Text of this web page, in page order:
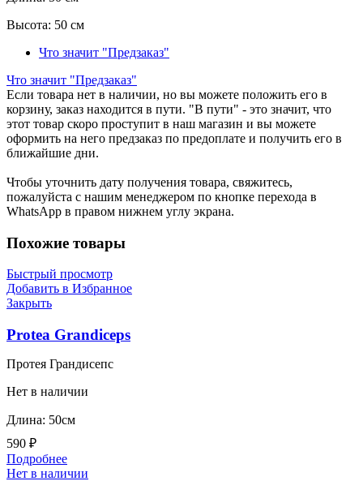
Высота: 50 см
Что значит "Предзаказ"
Что значит "Предзаказ"
Если товара нет в наличии, но вы можете положить его в
корзину, заказ находится в пути. "В пути" - это значит, что
этот товар скоро проступит в наш магазин и вы можете
оформить на него предзаказ по предоплате и получить его в
ближайшие дни.
Чтобы уточнить дату получения товара, свяжитесь,
пожалуйста с нашим менеджером по кнопке перехода в
WhatsApp в правом нижнем углу экрана.
Похожие товары
Быстрый просмотр
Добавить в Избранное
Закрыть
Protea Grandiceps
Протея Грандисепс
Нет в наличии
Длина: 50см
590 ₽
Подробнее
Нет в наличии